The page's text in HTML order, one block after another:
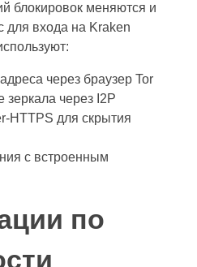
блокировок меняются и
для входа на Kraken
через браузер Tor
через I2P
HTTPS для скрытия
с встроенным
по